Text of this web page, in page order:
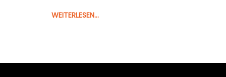
Lösungen bieten. Perfekt für alle, die ihr Heim
Ihr Zuhause nach Ihren Wünschen.
WEITERLESEN...